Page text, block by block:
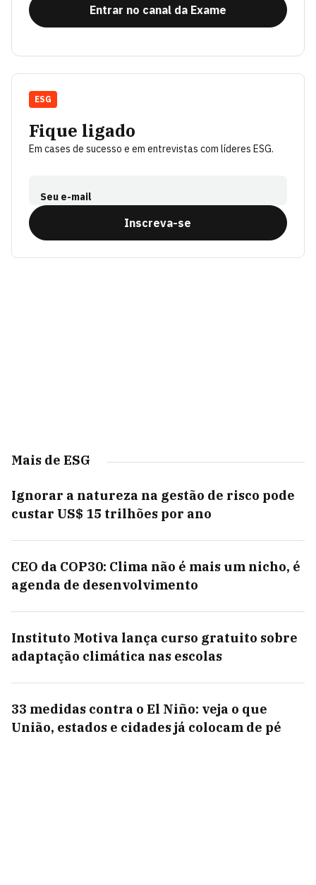
Entrar no canal da Exame
Fique ligado
Em cases de sucesso e em entrevistas com líderes ESG.
Seu e-mail
Inscreva-se
ESG
Mais de ESG
Ignorar a natureza na gestão de risco pode
custar US$ 15 trilhões por ano
CEO da COP30: Clima não é mais um nicho, é
agenda de desenvolvimento
Instituto Motiva lança curso gratuito sobre
adaptação climática nas escolas
33 medidas contra o El Niño: veja o que
União, estados e cidades já colocam de pé